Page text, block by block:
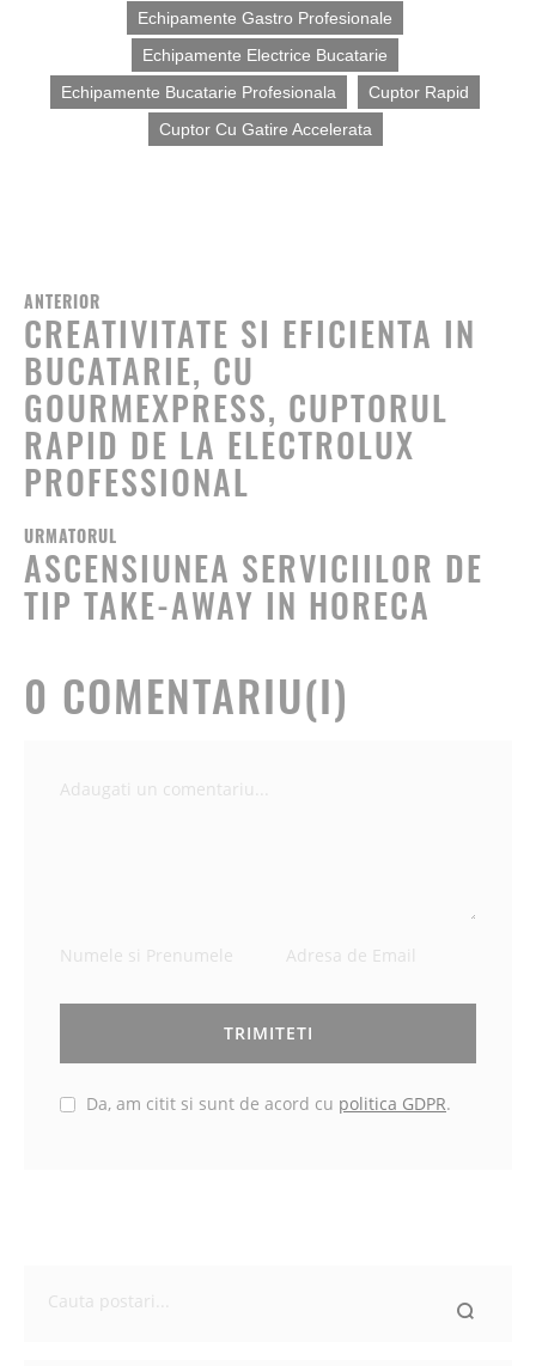
Tag-
uri:
Echipamente Gastro Profesionale
Echipamente Electrice Bucatarie
Echipamente Bucatarie Profesionala
Cuptor Rapid
Cuptor Cu Gatire Accelerata
ANTERIOR
CREATIVITATE SI EFICIENTA IN
BUCATARIE, CU
GOURMEXPRESS, CUPTORUL
RAPID DE LA ELECTROLUX
PROFESSIONAL
URMATORUL
ASCENSIUNEA SERVICIILOR DE
TIP TAKE-AWAY IN HORECA
0 COMENTARIU(I)
TRIMITETI
Da, am citit si sunt de acord cu politica GDPR.
Ce